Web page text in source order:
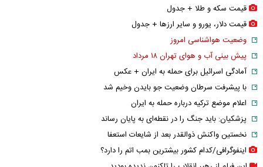
قیمت سکه و طلا + جدول
قیمت دلار، یورو و سایر ارز‌ها + جدول
وضعیت هواشناسی امروز
پیش بینی آب و هوای تهران ۱۸ مرداد
آمادگی اسرائیل برای حمله به ایران + عکس
با پیشرفت سرطان وضعیت جو بایدن وخیم شد
اعلام موضع ترکیه درباره حمله به ایران
پزشکیان: باید جنگ را در نقطه‌ای به پایان رساند
نخستین واکنش ذوالقدر بعد از شایعات استعفا
اینفوگرافی/کدام کشور بیشترین بمب اتم را دارد؟